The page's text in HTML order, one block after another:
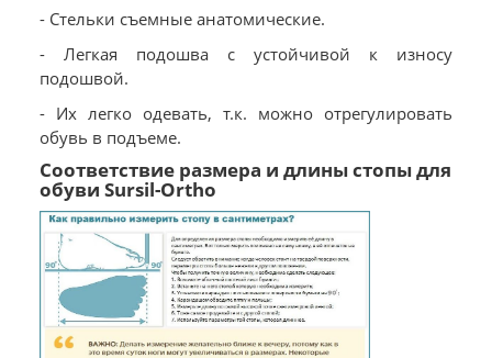
- Стельки съемные анатомические.
- Легкая подошва с устойчивой к износу
подошвой.
- Их легко одевать, т.к. можно отрегулировать
обувь в подъеме.
Соответствие размера и длины стопы для
обуви Sursil-Ortho